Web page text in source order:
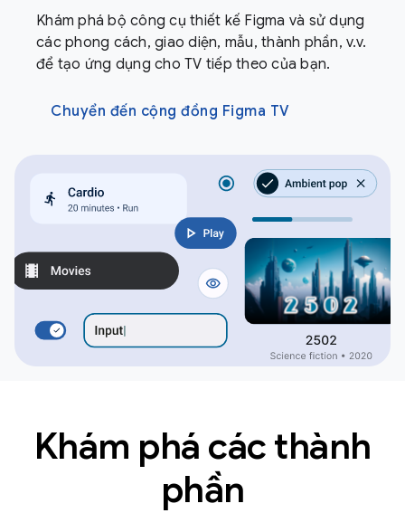
Khám phá bộ công cụ thiết kế Figma và sử dụng
các phong cách, giao diện, mẫu, thành phần, v.v.
để tạo ứng dụng cho TV tiếp theo của bạn.
Chuyển đến cộng đồng Figma TV
Khám phá các thành
phần